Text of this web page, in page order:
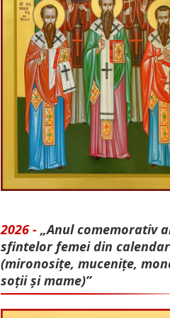
2026 - „Anul comemorativ
sfintelor femei din calendar
(mironosițe, mu­cenițe,
soții și mame)”